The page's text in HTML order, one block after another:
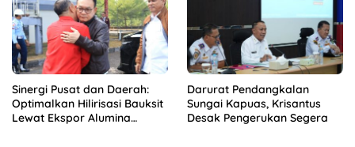
Sinergi Pusat dan Daerah:
Optimalkan Hilirisasi Bauksit
Lewat Ekspor Alumina
Darurat Pendangkalan
Sungai Kapuas, Krisantus
Desak Pengerukan Segera